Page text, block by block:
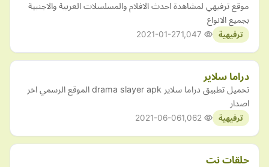
موقع ترفيهي لمشاهدة احدث الافلام والمسلسلات العربية والاجنبية
بجميع الانواع
ترفيهية 2021-01-27
دراما سلاير
تحميل تطبيق دراما سلاير drama slayer apk الموقع الرسمي اخر
اصدار
ترفيهية 2021-06-06
حلقات نت